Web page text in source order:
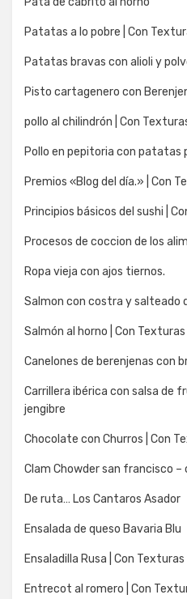
Patatas a lo pobre | Con
Patatas bravas con alioli y
Pisto cartagenero con
pollo al chilindrón | Con
Pollo en pepitoria con patatas
Premios «Blog del día.» | Con
Principios básicos del sushi |
Procesos de coccion de los
Ropa vieja con ajos tiernos.
Salmon con costra y salteado
Salmón al horno | Con
Canelones de berenjenas con
Carrillera ibérica con salsa de
jengibre
Chocolate con Churros | Con
Clam Chowder san francisco –
De ruta… Los Cantaros Asador
Ensalada de queso Bavaria Blu
Ensaladilla Rusa | Con
Entrecot al romero | Con